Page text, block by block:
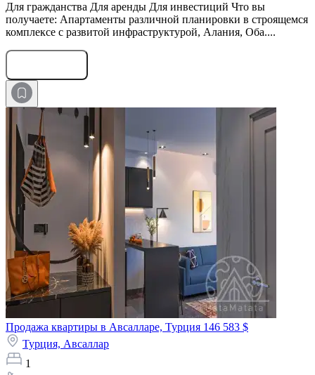
Для гражданства Для аренды Для инвестиций Что вы
получаете: Апартаменты различной планировки в строящемся
комплексе с развитой инфраструктурой, Алания, Оба....
Продажа квартиры в Авсалларе, Турция 146 583 $
Турция, Авсаллар
1